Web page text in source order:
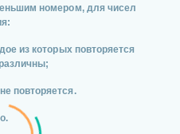
номером, для чисел
из которых повторяется
повторяется.